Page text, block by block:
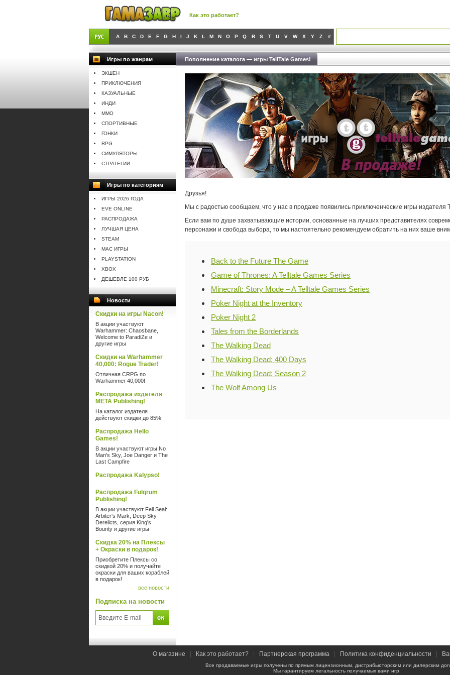
Как это работает?
A B C D E F G H I J K L M N O P Q R S T U V W X Y Z #
Игры по жанрам
ЭКШЕН
ПРИКЛЮЧЕНИЯ
КАЗУАЛЬНЫЕ
ИНДИ
MMO
СПОРТИВНЫЕ
ГОНКИ
RPG
СИМУЛЯТОРЫ
СТРАТЕГИИ
Игры по категориям
ИГРЫ 2026 ГОДА
EVE ONLINE
РАСПРОДАЖА
ЛУЧШАЯ ЦЕНА
STEAM
MAC ИГРЫ
PLAYSTATION
XBOX
ДЕШЕВЛЕ 100 РУБ
Новости
Скидки на игры Nacon!
В акции участвуют
Warhammer: Chaosbane,
Welcome to ParadiZe и
другие игры
Скидки на Warhammer
40,000: Rogue Trader!
Отличная CRPG по
Warhammer 40,000!
Распродажа издателя
META Publishing!
На каталог издателя
действуют скидки до 85%
Распродажа Hello
Games!
В акции участвуют игры No
Man's Sky, Joe Danger и The
Last Campfire
Распродажа Kalypso!
Распродажа Fulqrum
Publishing!
В акции участвуют Fell Seal:
Arbiter's Mark, Deep Sky
Derelicts, серия King's
Bounty и другие игры
Скидка 20% на Плексы
+ Окраски в подарок!
Приобретите Плексы со
скидкой 20% и получайте
окраски для ваших кораблей
в подарок!
все новости
Подписка на новости
Пополнение каталога — игры TellTale Games!
Друзья!
Мы с радостью сообщаем, что у нас в продаже появились приключенческие игры издателя
Если вам по душе захватывающие истории, основанные на лучших представителях
персонажи и свобода выбора, то мы настоятельно рекомендуем обратить на них ваше
Back to the Future The Game
Game of Thrones: A Telltale Games Series
Minecraft: Story Mode – A Telltale Games Series
Poker Night at the Inventory
Poker Night 2
Tales from the Borderlands
The Walking Dead
The Walking Dead: 400 Days
The Walking Dead: Season 2
The Wolf Among Us
О магазине Как это работает? Партнерская программа Политика конфиденциальности
Все продаваемые игры получены по прямым лицензионным, дистрибьюторским или дилерским
Мы гарантируем легальность получаемых вами игр.